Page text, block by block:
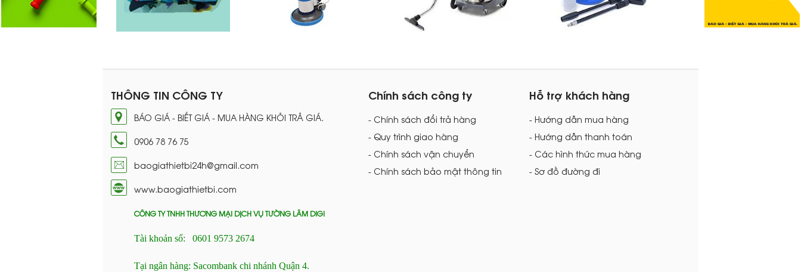
THÔNG TIN CÔNG TY
BÁO GIÁ - BIẾT GIÁ - MUA HÀNG KHỎI TRẢ GIÁ.
0906 78 76 75
baogiathietbi24h@gmail.com
www.baogiathietbi.com
CÔNG TY TNHH THƯƠNG MẠI DỊCH VỤ TƯỜNG LÂM DIGI
Tài khoản số: 0601 9573 2674
Tại ngân hàng: Sacombank chi nhánh Quận 4.
Chính sách công ty
- Chính sách đổi trả hàng
- Quy trình giao hàng
- Chính sách vận chuyển
- Chính sách bảo mật thông tin
Hỗ trợ khách hàng
- Hướng dẫn mua hàng
- Hướng dẫn thanh toán
- Các hình thức mua hàng
- Sơ đồ đường đi